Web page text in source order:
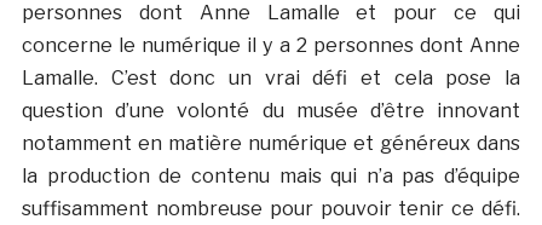
personnes dont Anne Lamalle et pour ce qui
concerne le numérique il y a 2 personnes dont Anne
Lamalle. C’est donc un vrai défi et cela pose la
question d’une volonté du musée d’être innovant
notamment en matière numérique et généreux dans
la production de contenu mais qui n’a pas d’équipe
suffisamment nombreuse pour pouvoir tenir ce défi.